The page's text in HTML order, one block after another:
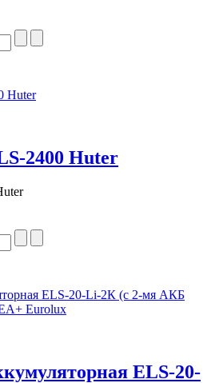
2400 Huter
ELS-20-